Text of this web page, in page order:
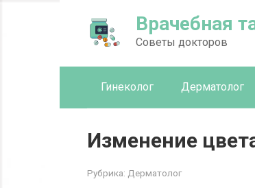
Врачебная
Советы докторов
Гинеколог Дерматолог
Изменение
Рубрика: Дерматолог